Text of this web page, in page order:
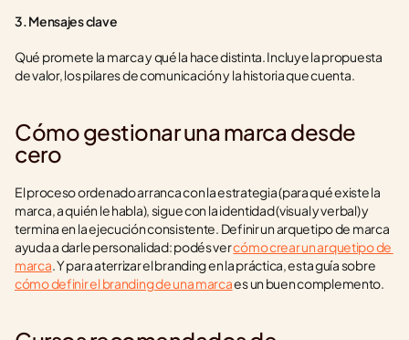
3. Mensajes clave
Qué promete la marca y qué la hace distinta. Incluye la propuesta
de valor, los pilares de comunicación y la historia que cuenta.
Cómo gestionar una marca desde
cero
El proceso ordenado arranca con la estrategia (para qué existe la
marca, a quién le habla), sigue con la identidad (visual y verbal) y
termina en la ejecución consistente. Definir un arquetipo de marca
ayuda a darle personalidad: podés ver cómo crear un arquetipo de
marca
cómo definir el branding de una marca es un buen complemento.